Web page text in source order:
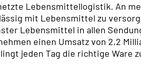
Lebensmittellogistik. An
mit Lebensmittel zu
Lebensmittel in allen
einen Umsatz von 2,2
jeden Tag die richtige Ware